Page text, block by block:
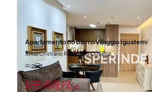
Apartamento no bairro Vilaggio Iguatemi
Rua Cristiano Ramos de Oliveira
2
1
Total
R$ 3.770
Aluguel
R$ 3.500
CÓD: 21031450